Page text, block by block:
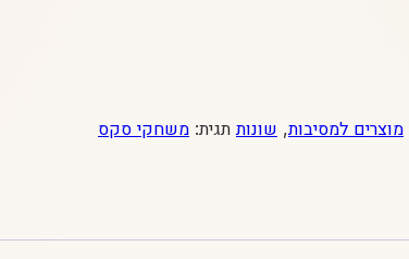
מוצרים למסיבות, שונות תגית: משחקי סקס